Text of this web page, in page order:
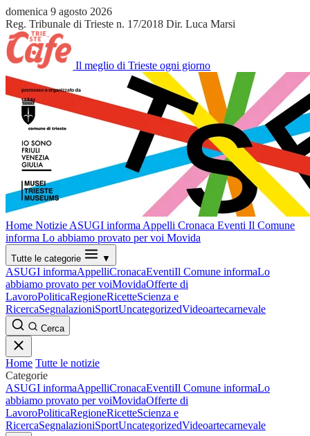
domenica 9 agosto 2026
Reg. Tribunale di Trieste n. 17/2018 Dir. Luca Marsi
Il meglio di Trieste ogni giorno
Home Notizie ASUGI informa Appelli Cronaca Eventi Il Comune
informa Lo abbiamo provato per voi Movida
Tutte le categorie ▼
ASUGI informaAppelliCronacaEventiIl Comune informaLo
abbiamo provato per voiMovidaOfferte di
LavoroPoliticaRegioneRicetteScienza e
RicercaSegnalazioniSportUncategorizedVideoartecarnevale
Cerca
Home Tutte le notizie
Categorie
ASUGI informaAppelliCronacaEventiIl Comune informaLo
abbiamo provato per voiMovidaOfferte di
LavoroPoliticaRegioneRicetteScienza e
RicercaSegnalazioniSportUncategorizedVideoartecarnevale